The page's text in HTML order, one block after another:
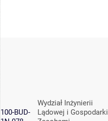
100-BUD-
Wydział Inżynierii
Lądowej i Gospodarki